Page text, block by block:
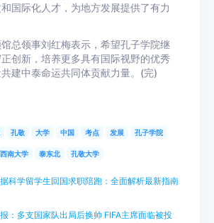
国际化人才，为地方发展提供了有力
总领事刘红梅表示，希望孔子学院继
创新，培养更多具有国际视野的优秀
建中泰命运共同体贡献力量。(完)
孔敬 大学 中国 考点 发展 孔子学院
南大学 泰东北 孔敬大学
科学留学生回国求职陪跑：全面解析最新指南
：多支国家队出局后换帅 FIFA主席面临被投